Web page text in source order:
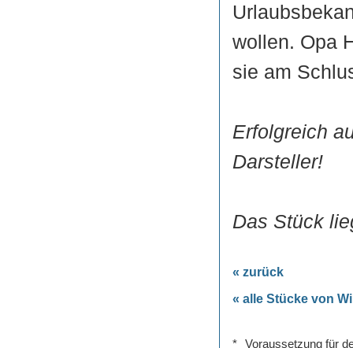
wollen. Opa
sie am
Erfolgreich
Darsteller!
Das Stück
« zurück
« alle Stücke von
* Voraussetzung für